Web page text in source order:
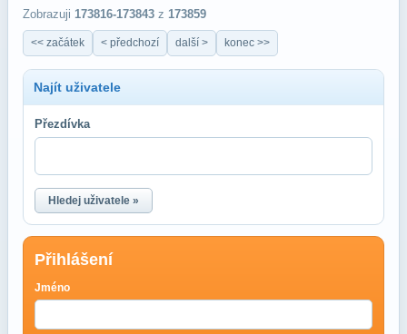
Zobrazuji 173816-173843 z 173859
<< začátek < předchozí další > konec >>
Najít uživatele
Přezdívka
Hledej uživatele »
Přihlášení
Jméno